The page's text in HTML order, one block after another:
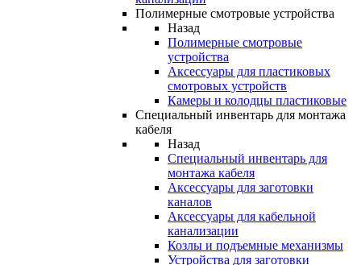
Полимерные смотровые устройства
Назад
Полимерные смотровые
устройства
Аксессуары для пластиковых
смотровых устройств
Камеры и колодцы пластиковые
Специальный инвентарь для монтажа
кабеля
Назад
Специальный инвентарь для
монтажа кабеля
Аксессуары для заготовки
каналов
Аксессуары для кабельной
канализации
Козлы и подъемные механизмы
Устройства для заготовки